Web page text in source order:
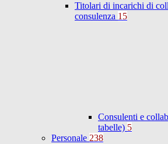
Titolari di incarichi di
consulenza 15
Consulenti e
tabelle) 5
Personale 238